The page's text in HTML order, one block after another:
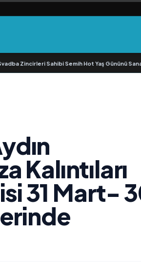
Sahibi Semih Hot Yaş Gününü Sanat ve
Kalıntıları
31 Mart-